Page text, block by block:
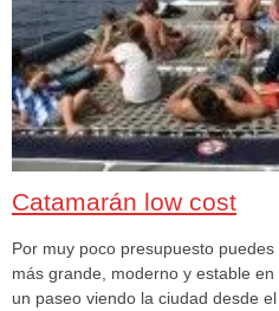
Catamarán low cost
Por muy poco presupuesto
más grande, moderno y estable
un paseo viendo la ciudad desde